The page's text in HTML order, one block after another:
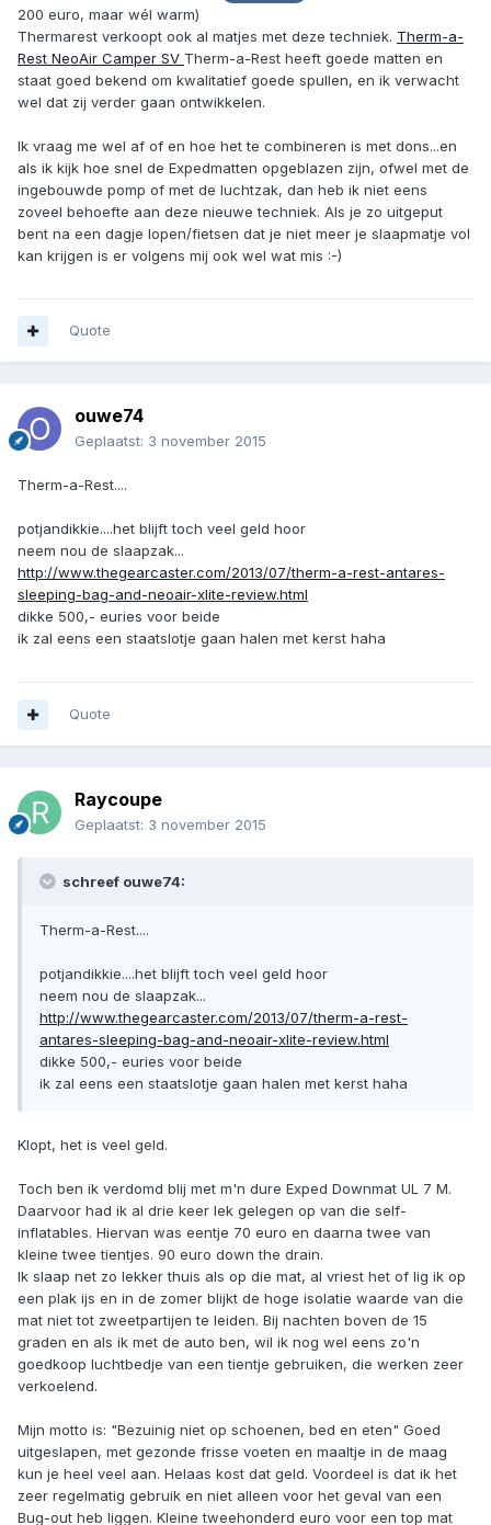
200 euro, maar wél warm)
Thermarest verkoopt ook al matjes met deze techniek. Therm-a-
Rest NeoAir Camper SV Therm-a-Rest heeft goede matten en
staat goed bekend om kwalitatief goede spullen, en ik verwacht
wel dat zij verder gaan ontwikkelen.
Ik vraag me wel af of en hoe het te combineren is met dons...en
als ik kijk hoe snel de Expedmatten opgeblazen zijn, ofwel met de
ingebouwde pomp of met de luchtzak, dan heb ik niet eens
zoveel behoefte aan deze nieuwe techniek. Als je zo uitgeput
bent na een dagje lopen/fietsen dat je niet meer je slaapmatje vol
kan krijgen is er volgens mij ook wel wat mis :-)
Quote
ouwe74
Geplaatst: 3 november 2015
Therm-a-Rest....
potjandikkie....het blijft toch veel geld hoor
neem nou de slaapzak...
http://www.thegearcaster.com/2013/07/therm-a-rest-antares-
sleeping-bag-and-neoair-xlite-review.html
dikke 500,- euries voor beide
ik zal eens een staatslotje gaan halen met kerst haha
Quote
Raycoupe
Geplaatst: 3 november 2015
schreef ouwe74:
Therm-a-Rest....
potjandikkie....het blijft toch veel geld hoor
neem nou de slaapzak...
http://www.thegearcaster.com/2013/07/therm-a-rest-
antares-sleeping-bag-and-neoair-xlite-review.html
dikke 500,- euries voor beide
ik zal eens een staatslotje gaan halen met kerst haha
Klopt, het is veel geld.
Toch ben ik verdomd blij met m'n dure Exped Downmat UL 7 M.
Daarvoor had ik al drie keer lek gelegen op van die self-
inflatables. Hiervan was eentje 70 euro en daarna twee van
kleine twee tientjes. 90 euro down the drain.
Ik slaap net zo lekker thuis als op die mat, al vriest het of lig ik op
een plak ijs en in de zomer blijkt de hoge isolatie waarde van die
mat niet tot zweetpartijen te leiden. Bij nachten boven de 15
graden en als ik met de auto ben, wil ik nog wel eens zo'n
goedkoop luchtbedje van een tientje gebruiken, die werken zeer
verkoelend.
Mijn motto is: "Bezuinig niet op schoenen, bed en eten" Goed
uitgeslapen, met gezonde frisse voeten en maaltje in de maag
kun je heel veel aan. Helaas kost dat geld. Voordeel is dat ik het
zeer regelmatig gebruik en niet alleen voor het geval van een
Bug-out heb liggen. Kleine tweehonderd euro voor een top mat